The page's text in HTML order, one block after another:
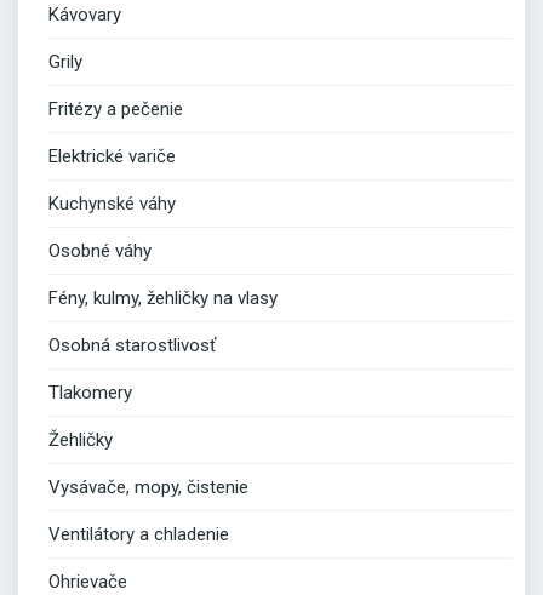
Kávovary
Grily
Fritézy a pečenie
Elektrické variče
Kuchynské váhy
Osobné váhy
Fény, kulmy, žehličky na vlasy
Osobná starostlivosť
Tlakomery
Žehličky
Vysávače, mopy, čistenie
Ventilátory a chladenie
Ohrievače